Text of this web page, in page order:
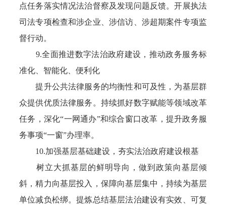
点任务落实情况法治督察及发现问题反馈。开展执法
司法专项检查和涉企业、涉信访、涉超期案件专项监
督行动。
9.全面推进数字法治政府建设，推动政务服务标
准化、智能化、便利化
提升公共法律服务的均衡性和可及性，为基层群
众提供优质法律服务。持续抓好数字赋能等领域改革
任务，深化“一网通办”和综合窗口改革，提升政务服
务事项“一窗”办理率。
10.加强基层基础建设，夯实法治政府建设根基
树立大抓基层的鲜明导向，做到政策向基层倾
斜，精力向基层投入，保障向基层集中，持续为基层
单位减负松绑。提炼总结基层法治建设有实效、可复